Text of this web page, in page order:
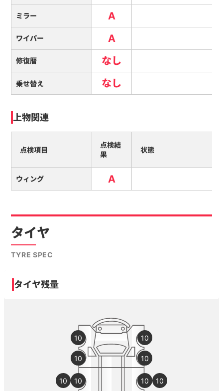
ミラー A
ワイパー A
修復暦 なし
乗せ替え なし
上物関連
点検項目
点検結
果
状態
ウィング A
タイヤ
TYRE SPEC
タイヤ残量
10 10
10 10
10
10 10 10